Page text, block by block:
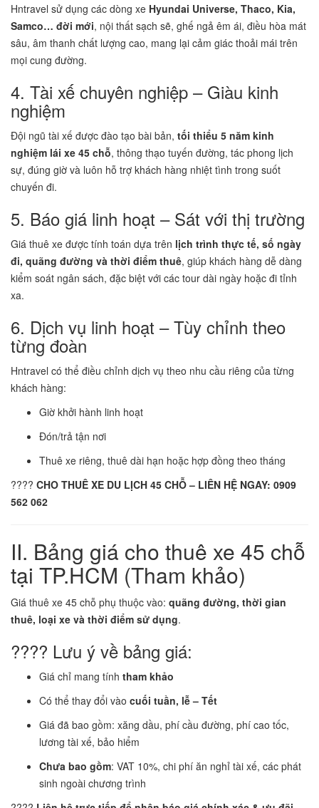
Hntravel sử dụng các dòng xe Hyundai Universe, Thaco, Kia,
Samco… đời mới, nội thất sạch sẽ, ghế ngả êm ái, điều hòa mát
sâu, âm thanh chất lượng cao, mang lại cảm giác thoải mái trên
mọi cung đường.
4. Tài xế chuyên nghiệp – Giàu kinh
nghiệm
Đội ngũ tài xế được đào tạo bài bản, tối thiểu 5 năm kinh
nghiệm lái xe 45 chỗ, thông thạo tuyến đường, tác phong lịch
sự, đúng giờ và luôn hỗ trợ khách hàng nhiệt tình trong suốt
chuyến đi.
5. Báo giá linh hoạt – Sát với thị trường
Giá thuê xe được tính toán dựa trên lịch trình thực tế, số ngày
đi, quãng đường và thời điểm thuê, giúp khách hàng dễ dàng
kiểm soát ngân sách, đặc biệt với các tour dài ngày hoặc đi tỉnh
xa.
6. Dịch vụ linh hoạt – Tùy chỉnh theo
từng đoàn
Hntravel có thể điều chỉnh dịch vụ theo nhu cầu riêng của từng
khách hàng:
Giờ khởi hành linh hoạt
Đón/trả tận nơi
Thuê xe riêng, thuê dài hạn hoặc hợp đồng theo tháng
???? CHO THUÊ XE DU LỊCH 45 CHỖ – LIÊN HỆ NGAY: 0909
562 062
II. Bảng giá cho thuê xe 45 chỗ
tại TP.HCM (Tham khảo)
Giá thuê xe 45 chỗ phụ thuộc vào: quãng đường, thời gian
thuê, loại xe và thời điểm sử dụng.
???? Lưu ý về bảng giá:
Giá chỉ mang tính tham khảo
Có thể thay đổi vào cuối tuần, lễ – Tết
Giá đã bao gồm: xăng dầu, phí cầu đường, phí cao tốc,
lương tài xế, bảo hiểm
Chưa bao gồm: VAT 10%, chi phí ăn nghỉ tài xế, các phát
sinh ngoài chương trình